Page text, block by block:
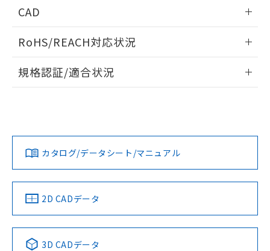
CAD
ドすることができます。
ログイン/会員登録
ダウンロードデータをご利用いただく前に、以下を必ずお読
みください。
ソフトウェアの使用条件
RoHS/REACH対応状況
EU RoHS 注意事項・凡例
対応済み
中国 RoHS 注意事項・凡例
規格認証/適合状況
LR型式承認
（イギリス
船舶規格）
DNV型式承認
（ノルウェー
BV型式承認
（フランス
KR型式
（韓国
No No No No
カタログ/データシート/マニュアル
2D CADデータ
3D CADデータ
ものではありません。
また、RoHS指令のフタル酸エステル類４
物質の対応では、対応完了までの期間は出
荷製品に未対応品が混在することから備考
欄に対応日を記載しておりました。